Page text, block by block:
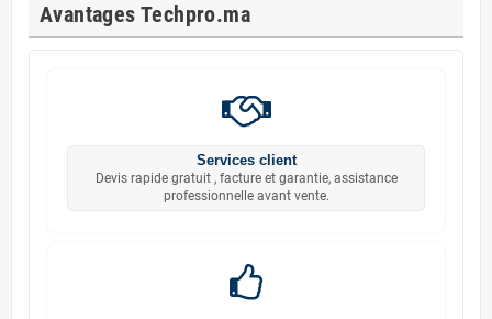
Avantages Techpro.ma
Services client
Devis rapide gratuit , facture et garantie, assistance
professionnelle avant vente.